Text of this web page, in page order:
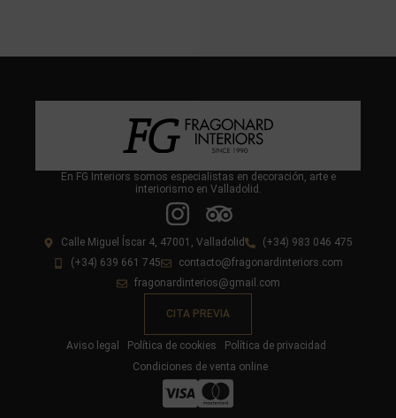
En FG Interiors somos especialistas en decoración, arte e
interiorismo en Valladolid.
Calle Miguel Íscar 4, 47001, Valladolid
(+34) 983 046 475
(+34) 639 661 745
contacto@fragonardinteriors.com
fragonardinterios@gmail.com
CITA PREVIA
Aviso legal Política de cookies
Política de privacidad
Condiciones de venta online